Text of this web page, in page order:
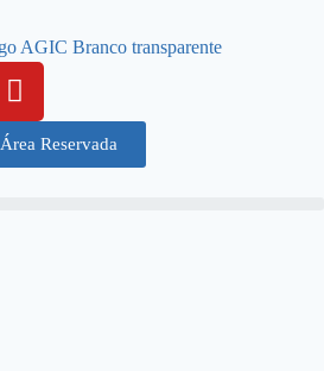
Área Reservada